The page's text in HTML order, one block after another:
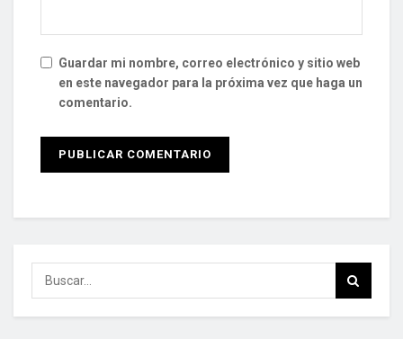
Guardar mi nombre, correo electrónico y sitio web
en este navegador para la próxima vez que haga un
comentario.